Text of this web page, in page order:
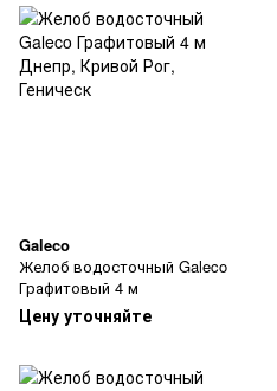
Galeco
Желоб водосточный Galeco
Графитовый 4 м
Цену уточняйте